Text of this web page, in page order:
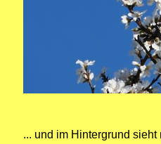
... und im Hintergrund